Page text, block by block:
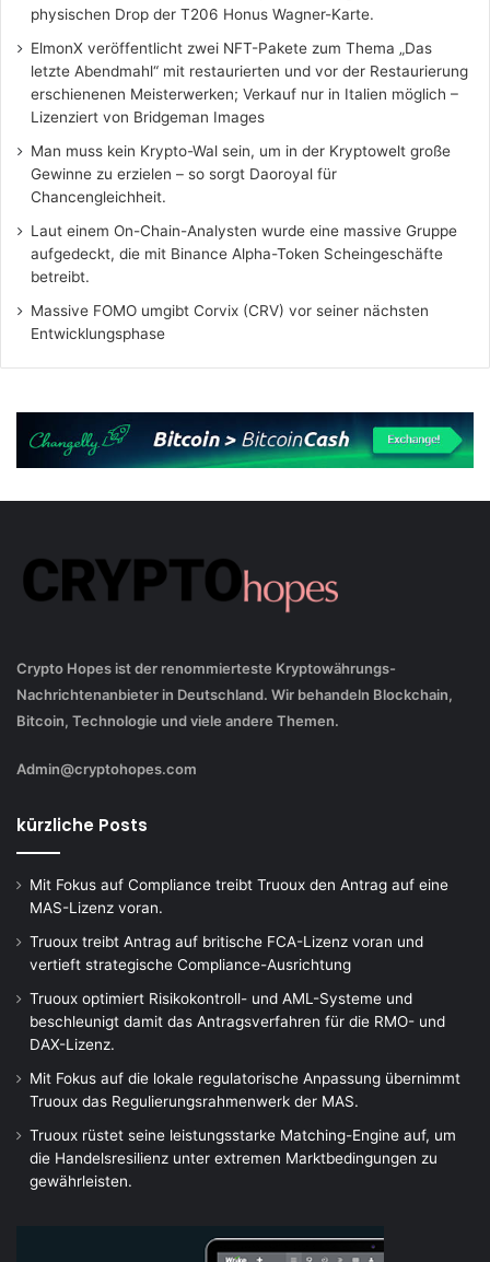
physischen Drop der T206 Honus Wagner-Karte.
ElmonX veröffentlicht zwei NFT-Pakete zum Thema „Das
letzte Abendmahl“ mit restaurierten und vor der Restaurierung
erschienenen Meisterwerken; Verkauf nur in Italien möglich –
Lizenziert von Bridgeman Images
Man muss kein Krypto-Wal sein, um in der Kryptowelt große
Gewinne zu erzielen – so sorgt Daoroyal für
Chancengleichheit.
Laut einem On-Chain-Analysten wurde eine massive Gruppe
aufgedeckt, die mit Binance Alpha-Token Scheingeschäfte
betreibt.
Massive FOMO umgibt Corvix (CRV) vor seiner nächsten
Entwicklungsphase
Crypto Hopes ist der renommierteste Kryptowährungs-
Nachrichtenanbieter in Deutschland. Wir behandeln Blockchain,
Bitcoin, Technologie und viele andere Themen.
Admin@cryptohopes.com
kürzliche Posts
Mit Fokus auf Compliance treibt Truoux den Antrag auf eine
MAS-Lizenz voran.
Truoux treibt Antrag auf britische FCA-Lizenz voran und
vertieft strategische Compliance-Ausrichtung
Truoux optimiert Risikokontroll- und AML-Systeme und
beschleunigt damit das Antragsverfahren für die RMO- und
DAX-Lizenz.
Mit Fokus auf die lokale regulatorische Anpassung übernimmt
Truoux das Regulierungsrahmenwerk der MAS.
Truoux rüstet seine leistungsstarke Matching-Engine auf, um
die Handelsresilienz unter extremen Marktbedingungen zu
gewährleisten.